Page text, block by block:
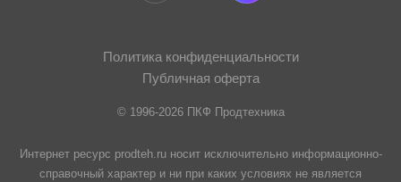
Политика конфиденциальности
Публичная оферта
© 1996-2026 ПКФ Продтехника
Интернет ресурс prodteh.ru носит исключительно информационно-
справочный характер и ни при каких условиях не является